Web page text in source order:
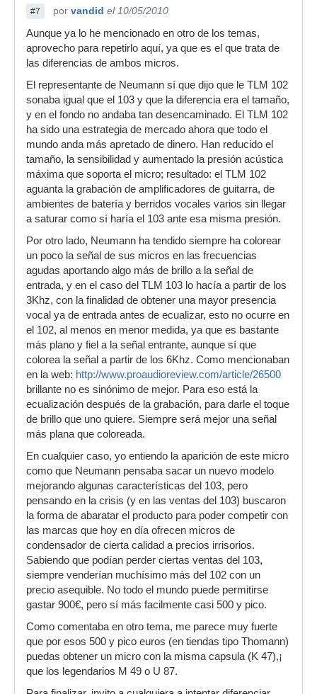
#7 por vandid el 10/05/2010
Aunque ya lo he mencionado en otro de los temas,
aprovecho para repetirlo aquí, ya que es el que trata de
las diferencias de ambos micros.
El representante de Neumann sí que dijo que le TLM 102
sonaba igual que el 103 y que la diferencia era el tamaño,
y en el fondo no andaba tan desencaminado. El TLM 102
ha sido una estrategia de mercado ahora que todo el
mundo anda más apretado de dinero. Han reducido el
tamaño, la sensibilidad y aumentado la presión acústica
máxima que soporta el micro; resultado: el TLM 102
aguanta la grabación de amplificadores de guitarra, de
ambientes de batería y berridos vocales varios sin llegar
a saturar como sí haría el 103 ante esa misma presión.
Por otro lado, Neumann ha tendido siempre ha colorear
un poco la señal de sus micros en las frecuencias
agudas aportando algo más de brillo a la señal de
entrada, y en el caso del TLM 103 lo hacía a partir de los
3Khz, con la finalidad de obtener una mayor presencia
vocal ya de entrada antes de ecualizar, esto no ocurre en
el 102, al menos en menor medida, ya que es bastante
más plano y fiel a la señal entrante, aunque sí que
colorea la señal a partir de los 6Khz. Como mencionaban
en la web: http://www.proaudioreview.com/article/26500
brillante no es sinónimo de mejor. Para eso está la
ecualización después de la grabación, para darle el toque
de brillo que uno quiere. Siempre será mejor una señal
más plana que coloreada.
En cualquier caso, yo entiendo la aparición de este micro
como que Neumann pensaba sacar un nuevo modelo
mejorando algunas características del 103, pero
pensando en la crisis (y en las ventas del 103) buscaron
la forma de abaratar el producto para poder competir con
las marcas que hoy en día ofrecen micros de
condensador de cierta calidad a precios irrisorios.
Sabiendo que podían perder ciertas ventas del 103,
siempre venderían muchísimo más del 102 con un
precio asequible. No todo el mundo puede permitirse
gastar 900€, pero sí más facilmente casi 500 y pico.
Como comentaba en otro tema, me parece muy fuerte
que por esos 500 y pico euros (en tiendas tipo Thomann)
puedas obtener un micro con la misma capsula (K 47),¡
que los legendarios M 49 o U 87.